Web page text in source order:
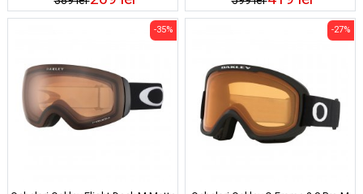
-35% -27%